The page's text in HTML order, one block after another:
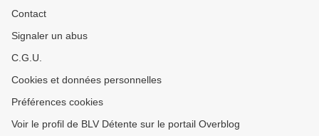
Contact
Signaler un abus
C.G.U.
Cookies et données personnelles
Préférences cookies
Voir le profil de BLV Détente sur le portail Overblog